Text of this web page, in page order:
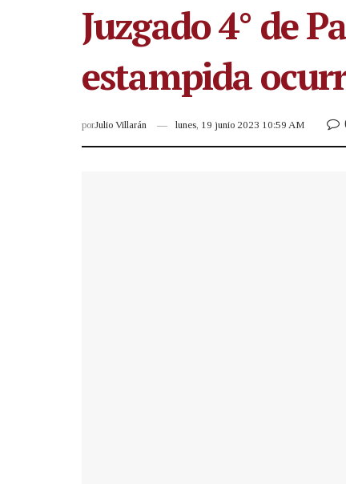
Juzgado 4° de
estampida
porJulio Villarán lunes, 19 junio 2023 10:59 AM